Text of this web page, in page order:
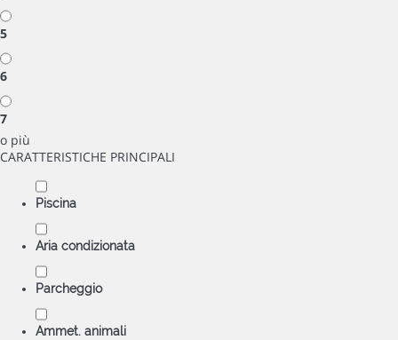
5
6
7
o più
CARATTERISTICHE PRINCIPALI
Piscina
Aria condizionata
Parcheggio
Ammet. animali